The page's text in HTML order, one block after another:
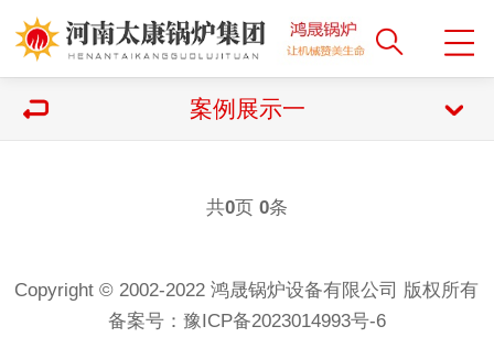
案例展示一
共0页 0条
Copyright © 2002-2022 鸿晟锅炉设备有限公司 版权所有
备案号： 豫ICP备2023014993号-6